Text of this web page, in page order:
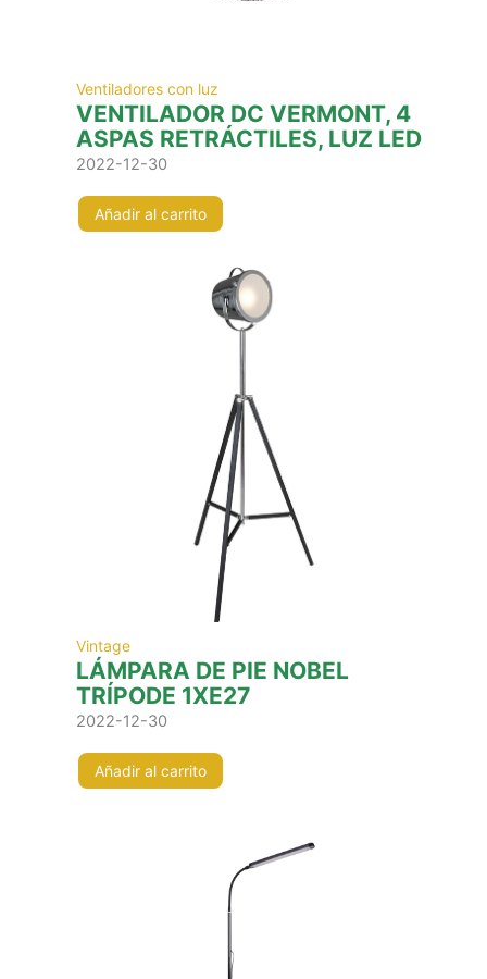
Ventiladores con luz
VENTILADOR DC VERMONT, 4
ASPAS RETRÁCTILES, LUZ LED
2022-12-30
Añadir al carrito
Vintage
LÁMPARA DE PIE NOBEL
TRÍPODE 1XE27
2022-12-30
Añadir al carrito